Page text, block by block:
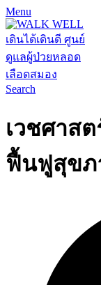
Menu
Search
เวชศาส
ฟื้นฟูสุขภ